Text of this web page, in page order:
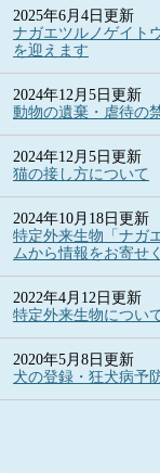
2025年6月4日更新
ナガエツルノゲイト
を迎えます
2024年12月5日更新
動物の遺棄・虐待の
2024年12月5日更新
猫の接し方について
2024年10月18日更新
特定外来生物「ナガ
ムから情報をお寄せ
2022年4月12日更新
特定外来生物につい
2020年5月8日更新
犬の登録・狂犬病予